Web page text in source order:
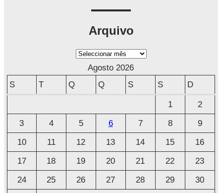
Arquivo
A
v
o
Agosto 2026
S
T Q Q S S D
1
2
3
4 5 6 7 8
9
10
11 12 13 14 15
16
17
18 19 20 21 22
23
24
25 26 27 28 29
30